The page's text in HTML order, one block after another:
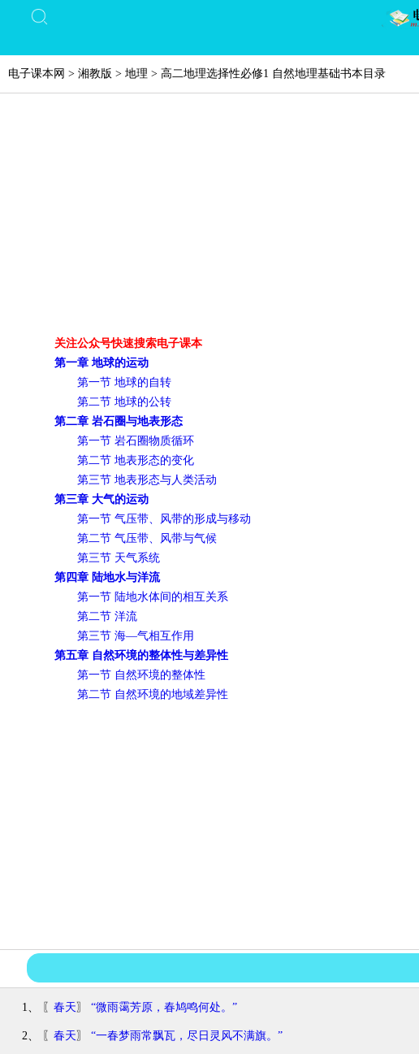
电子课本网 > 湘教版 > 地理 > 高二地理选择性必修1 自然地理基础书本目录
关注公众号快速搜索电子课本
第一章 地球的运动
第一节 地球的自转
第二节 地球的公转
第二章 岩石圈与地表形态
第一节 岩石圈物质循环
第二节 地表形态的变化
第三节 地表形态与人类活动
第三章 大气的运动
第一节 气压带、风带的形成与移动
第二节 气压带、风带与气候
第三节 天气系统
第四章 陆地水与洋流
第一节 陆地水体间的相互关系
第二节 洋流
第三节 海—气相互作用
第五章 自然环境的整体性与差异性
第一节 自然环境的整体性
第二节 自然环境的地域差异性
1、 〖 春天〗 “微雨霭芳原，春鸠鸣何处。”
2、 〖 春天〗 “一春梦雨常飘瓦，尽日灵风不满旗。”